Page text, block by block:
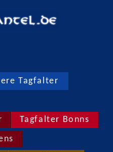
Tagfalter
Tagfalter Bonns